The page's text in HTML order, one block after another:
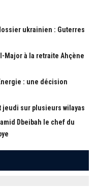
ukrainien : Guterres
Major à la retraite Ahçène
: une décision
sur plusieurs wilayas
Dbeibah le chef du